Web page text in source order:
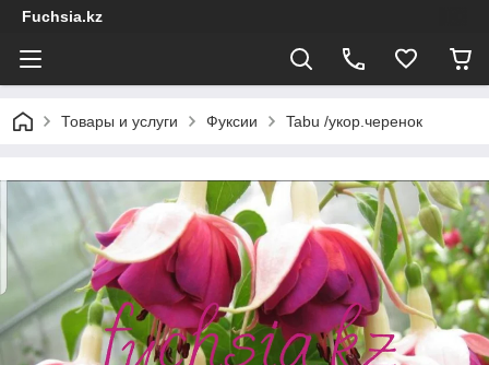
Fuchsia.kz
Товары и услуги Фуксии Tabu /укор.черенок